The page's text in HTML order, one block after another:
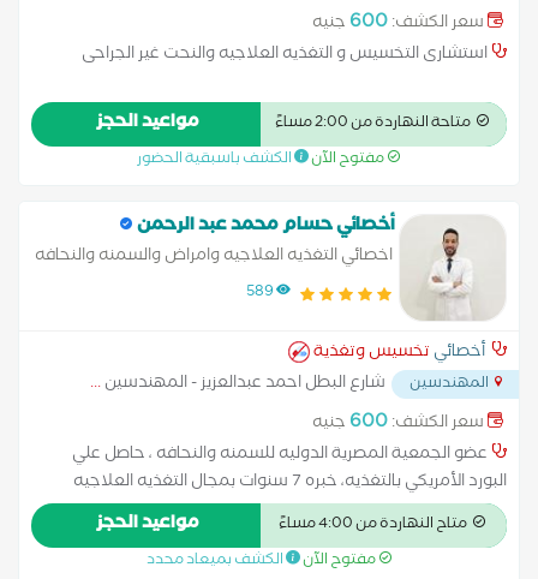
سعر الكشف:600 جنيه
استشارى التخسيس و التغذيه العلاجيه والنحت غير الجراحى
متاحة النهاردة من 2:00 مساءً مواعيد الحجز
مفتوح الآن الكشف باسبقية الحضور
أخصائي حسام محمد عبد الرحمن
اخصائي التغذيه العلاجيه وامراض والسمنه والنحافه
589
أخصائي تخسيس وتغذية
المهندسين شارع البطل احمد عبدالعزيز - المهندسين...
سعر الكشف:600 جنيه
عضو الجمعية المصرية الدوليه للسمنه والنحافه ، حاصل علي
البورد الأمريكي بالتغذيه، خبره 7 سنوات بمجال التغذيه العلاجيه
والسمنه والنحافه ، متخصص في دعم الجسم بالفيتامينات
والمعادن ، اخصائي تنسيق القوام اللاجراحي
متاح النهاردة من 4:00 مساءً مواعيد الحجز
مفتوح الآن الكشف بميعاد محدد